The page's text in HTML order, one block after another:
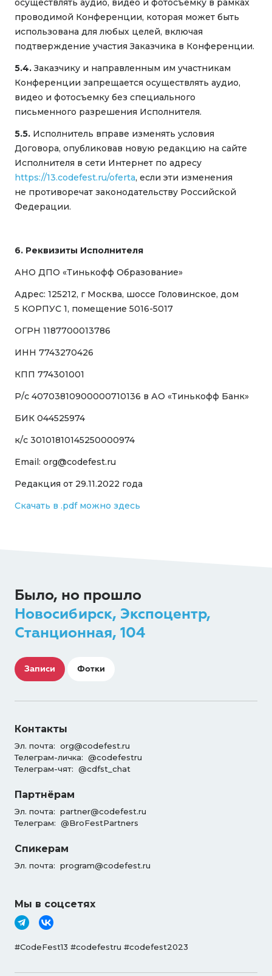
осуществлять аудио, видео и фотосъемку в рамках
проводимой Конференции, которая может быть
использована для любых целей, включая
подтверждение участия Заказчика в Конференции.
5.4. Заказчику и направленным им участникам
Конференции запрещается осуществлять аудио,
видео и фотосъемку без специального
письменного разрешения Исполнителя.
5.5. Исполнитель вправе изменять условия
Договора, опубликовав новую редакцию на сайте
Исполнителя в сети Интернет по адресу
https://13.codefest.ru/oferta, если эти изменения
не противоречат законодательству Российской
Федерации.
6. Реквизиты Исполнителя
АНО ДПО «Тинькофф Образование»
Адрес: 125212, г Москва, шоссе Головинское, дом
5 КОРПУС 1, помещение 5016-5017
ОГРН 1187700013786
ИНН 7743270426
КПП 774301001
Р/с 40703810900000710136 в АО «Тинькофф Банк»
БИК 044525974
к/с 30101810145250000974
Email: org@codefest.ru
Редакция от 29.11.2022 года
Скачать в .pdf можно здесь
Было, но прошло
Новосибирск, Экспоцентр,
Станционная, 104
Записи Фотки
Контакты
Эл. почта: org@codefest.ru
Телеграм-личка: @codefestru
Телеграм-чят: @cdfst_chat
Партнёрам
Эл. почта: partner@codefest.ru
Телеграм: @BroFestPartners
Спикерам
Эл. почта: program@codefest.ru
Мы в соцсетях
#CodeFest13 #codefestru #codefest2023